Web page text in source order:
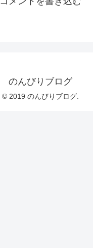
のんびりブログ
© 2019 のんびりブログ.